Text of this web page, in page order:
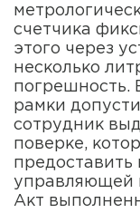
счетчика
этого через
несколько
погрешность.
рамки
сотрудник
поверке,
предоставить
управляющей
Акт